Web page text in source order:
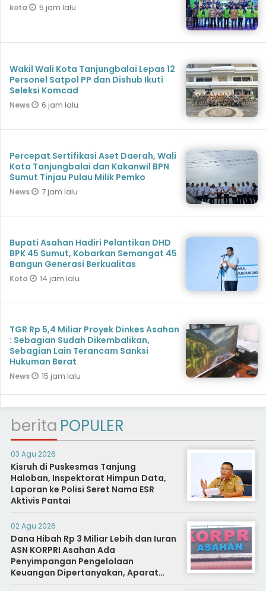
kota 5 jam lalu
Wakil Wali Kota Tanjungbalai Lepas 12
Personel Satpol PP dan Dishub Ikuti
Seleksi Komcad
News 6 jam lalu
Percepat Sertifikasi Aset Daerah, Wali
Kota Tanjungbalai dan Kakanwil BPN
Sumut Tinjau Pulau Milik Pemko
News 7 jam lalu
Bupati Asahan Hadiri Pelantikan DHD
BPK 45 Sumut, Kobarkan Semangat 45
Bangun Generasi Berkualitas
Kota 14 jam lalu
TGR Rp 5,4 Miliar Proyek Dinkes Asahan
: Sebagian Sudah Dikembalikan,
Sebagian Lain Terancam Sanksi
Hukuman Berat
News 15 jam lalu
berita POPULER
03 Agu 2026
Kisruh di Puskesmas Tanjung
Haloban, Inspektorat Himpun Data,
Laporan ke Polisi Seret Nama ESR
Aktivis Pantai
02 Agu 2026
Dana Hibah Rp 3 Miliar Lebih dan Iuran
ASN KORPRI Asahan Ada
Penyimpangan Pengelolaan
Keuangan Dipertanyakan, Aparat
Diminta Segera Usut